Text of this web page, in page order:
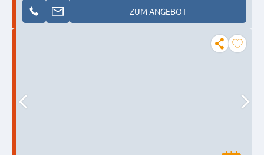
ZUM ANGEBOT